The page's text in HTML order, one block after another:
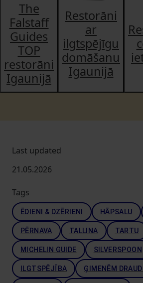
The
Falstaff
Guides
TOP
restorāni
Igaunijā
Restorāni
ar
ilgtspējīgu
domāšanu
Igaunijā
Last updated
21.05.2026
Tags
ĒDIENI & DZĒRIENI HĀPSALU
PĒRNAVA TALLINA TARTU
MICHELIN GUIDE SILVERSPOON
ILGTSPĒJĪBA ĢIMENĒM